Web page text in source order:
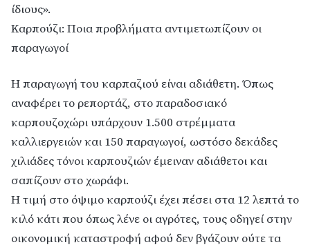
ίδιους».
Καρπούζι: Ποια προβλήματα αντιμετωπίζουν οι
παραγωγοί
Η παραγωγή του καρπαζιού είναι αδιάθετη. Όπως
αναφέρει το ρεπορτάζ, στο παραδοσιακό
καρπουζοχώρι υπάρχουν 1.500 στρέμματα
καλλιεργειών και 150 παραγωγοί, ωστόσο δεκάδες
χιλιάδες τόνοι καρπουζιών έμειναν αδιάθετοι και
σαπίζουν στο χωράφι.
Η τιμή στο όψιμο καρπούζι έχει πέσει στα 12 λεπτά το
κιλό κάτι που όπως λένε οι αγρότες, τους οδηγεί στην
οικονομική καταστροφή αφού δεν βγάζουν ούτε τα